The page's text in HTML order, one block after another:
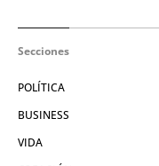
Secciones
POLÍTICA
BUSINESS
VIDA